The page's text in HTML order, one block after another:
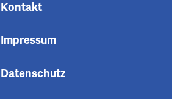
Kontakt
Impressum
Datenschutz